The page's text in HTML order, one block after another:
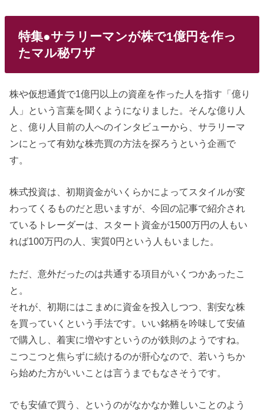
特集●サラリーマンが株で1億円を作っ
たマル秘ワザ
株や仮想通貨で1億円以上の資産を作った人を指す「億り
人」という言葉を聞くようになりました。そんな億り人
と、億り人目前の人へのインタビューから、サラリーマ
ンにとって有効な株売買の方法を探ろうという企画で
す。
株式投資は、初期資金がいくらかによってスタイルが変
わってくるものだと思いますが、今回の記事で紹介され
ているトレーダーは、スタート資金が1500万円の人もい
れば100万円の人、実質0円という人もいました。
ただ、意外だったのは共通する項目がいくつかあったこ
と。
それが、初期にはこまめに資金を投入しつつ、割安な株
を買っていくという手法です。いい銘柄を吟味して安値
で購入し、着実に増やすというのが鉄則のようですね。
こつこつと焦らずに続けるのが肝心なので、若いうちか
ら始めた方がいいことは言うまでもなさそうです。
でも安値で買う、というのがなかなか難しいことのよう